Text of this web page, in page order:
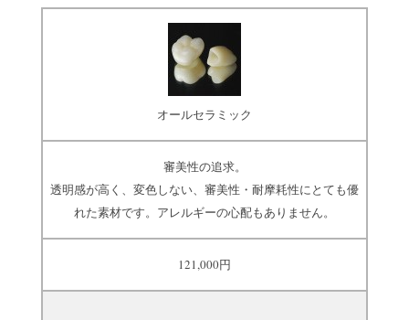
オールセラミック
審美性の追求。
透明感が高く、変色しない、審美性・耐摩耗性にとても優
れた素材です。アレルギーの心配もありません。
121,000円